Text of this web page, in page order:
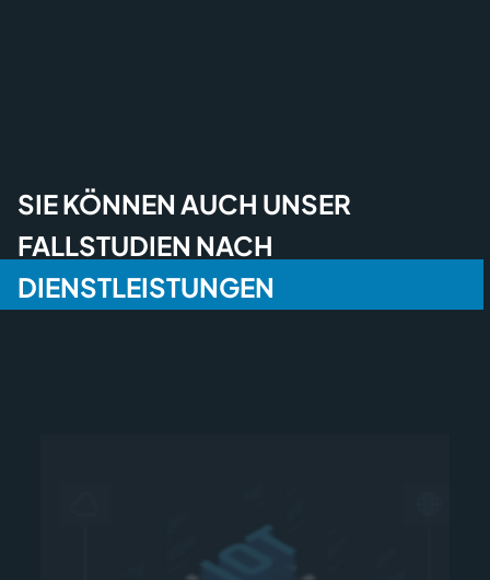
SIE KÖNNEN AUCH UNSER
FALLSTUDIEN NACH
DIENSTLEISTUNGEN